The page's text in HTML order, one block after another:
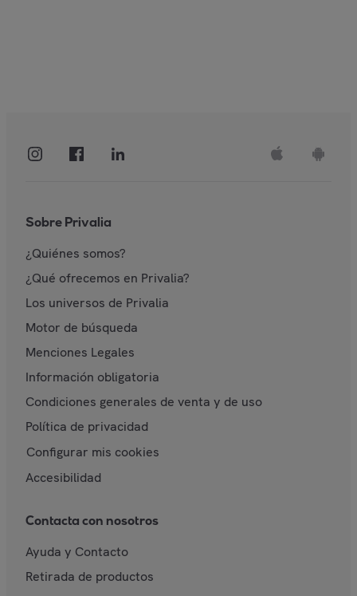
Sobre Privalia
¿Quiénes somos?
¿Qué ofrecemos en Privalia?
Los universos de Privalia
Motor de búsqueda
Menciones Legales
Información obligatoria
Condiciones generales de venta y de uso
Política de privacidad
Configurar mis cookies
Accesibilidad
Contacta con nosotros
Ayuda y Contacto
Retirada de productos